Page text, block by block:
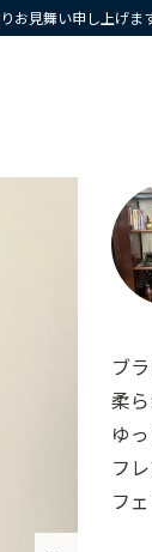
見舞い申し上げ
ブ
柔
ゆ
フ
フ